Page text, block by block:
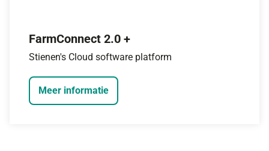
FarmConnect 2.0 +
Stienen's Cloud software platform
Meer informatie